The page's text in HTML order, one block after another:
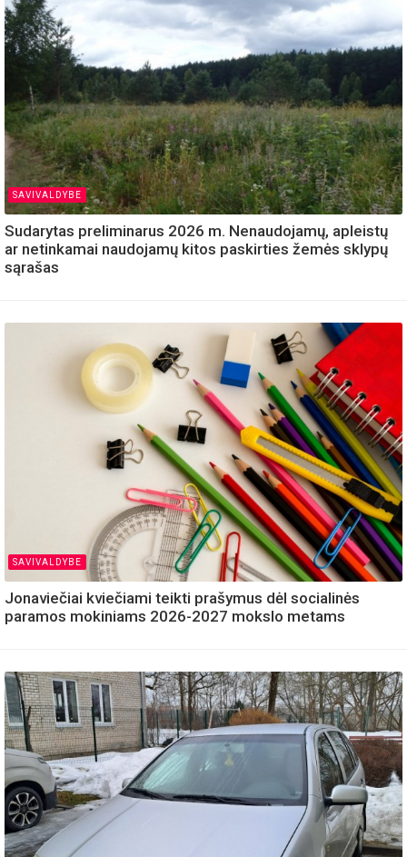
SAVIVALDYBE
Sudarytas preliminarus 2026 m. Nenaudojamų, apleistų
ar netinkamai naudojamų kitos paskirties žemės sklypų
sąrašas
SAVIVALDYBE
Jonaviečiai kviečiami teikti prašymus dėl socialinės
paramos mokiniams 2026-2027 mokslo metams